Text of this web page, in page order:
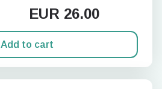
EUR 26.00
Add to cart